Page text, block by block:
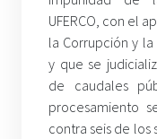
UFERCO, con el
la Corrupción y la
y que se
de caudales
procesamiento
contra seis de los